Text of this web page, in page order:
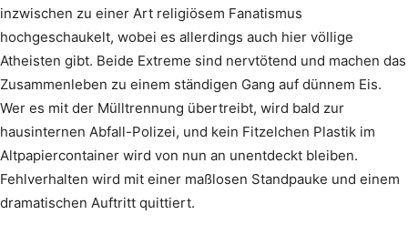
inzwischen zu einer Art religiösem Fanatismus
hochgeschaukelt, wobei es allerdings auch hier völlige
Atheisten gibt. Beide Extreme sind nervtötend und machen das
Zusammenleben zu einem ständigen Gang auf dünnem Eis.
Wer es mit der Mülltrennung übertreibt, wird bald zur
hausinternen Abfall-Polizei, und kein Fitzelchen Plastik im
Altpapiercontainer wird von nun an unentdeckt bleiben.
Fehlverhalten wird mit einer maßlosen Standpauke und einem
dramatischen Auftritt quittiert.